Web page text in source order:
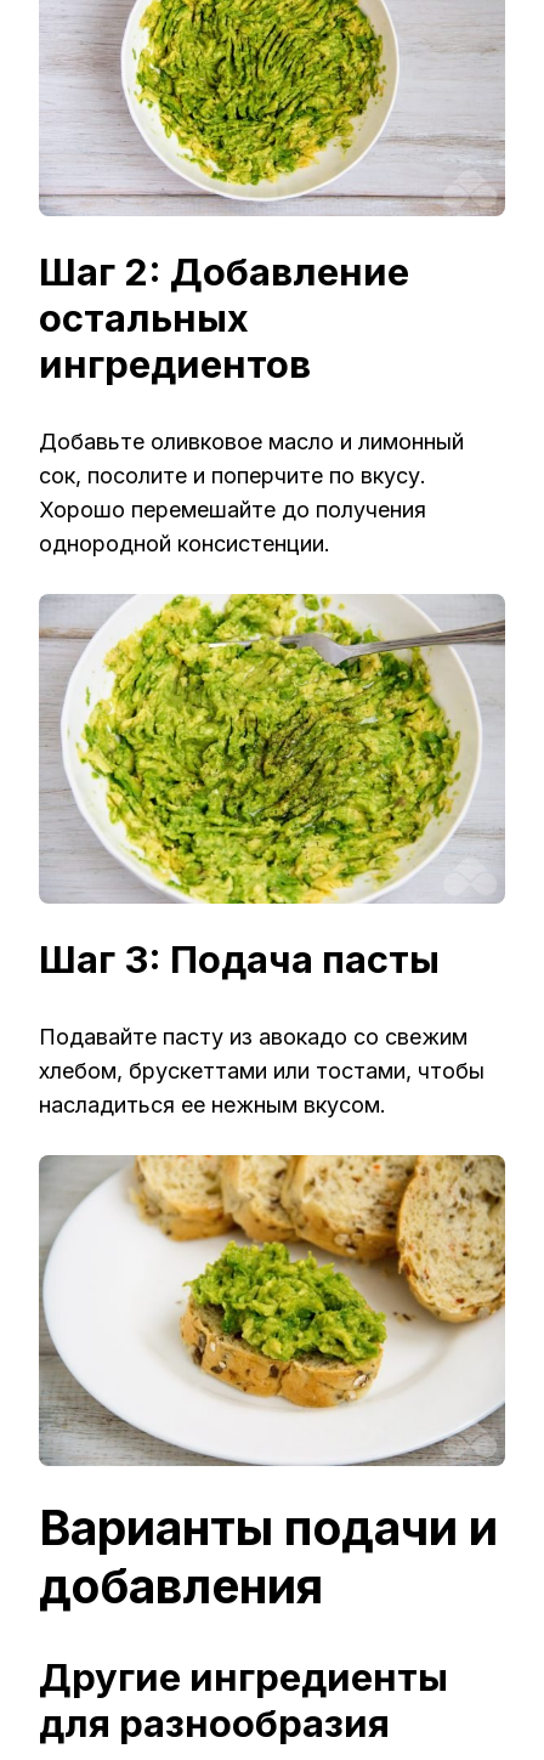
Шаг 2: Добавление
остальных
ингредиентов
Добавьте оливковое масло и лимонный
сок, посолите и поперчите по вкусу.
Хорошо перемешайте до получения
однородной консистенции.
Шаг 3: Подача пасты
Подавайте пасту из авокадо со свежим
хлебом, брускеттами или тостами, чтобы
насладиться ее нежным вкусом.
Варианты подачи и
добавления
Другие ингредиенты
для разнообразия